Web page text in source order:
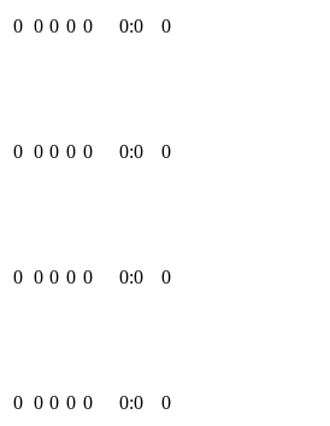
0 0 0 0 0 0:0 0
0 0 0 0 0 0:0 0
0 0 0 0 0 0:0 0
0 0 0 0 0 0:0 0